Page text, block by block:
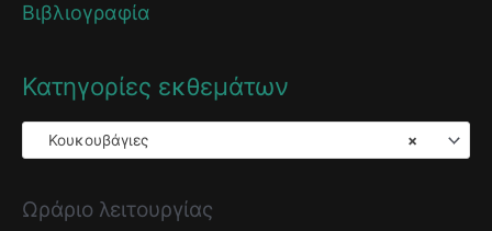
Βιβλιογραφία
Κατηγορίες εκθεμάτων
×
Κουκουβάγιες
Ωράριο λειτουργίας